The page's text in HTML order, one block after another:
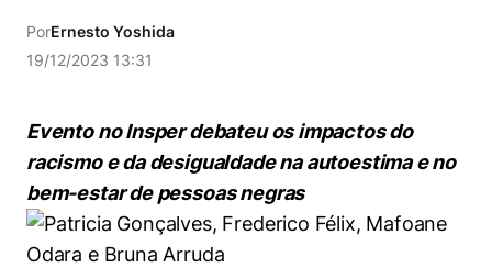
Todas as Engenharias
Engenharia de Computação
Como funciona
Prêmio Duda Ermírio de Moraes
Como funciona
Resolução Eficaz de Problemas
Oportunidade de Negócios
Trabalhe conosco
Sala de Imprensa
Cátedras
Centro de Dados e IA
Repositório Institucional
Pesquisa na Graduação
Seminários Acadêmicos
Eventos
Notícias
Youtube
Instagram
Linkedin
Direito
Corpo Docente
Áreas de Conhecimento
Prêmios de Excelência
Ensino e aprendizagem
Atendimento
Visite o Insper
Canal de Ética
PorErnesto Yoshida
19/12/2023 13:31
Evento no Insper debateu os impactos do
racismo e da desigualdade na autoestima e no
bem-estar de pessoas negras